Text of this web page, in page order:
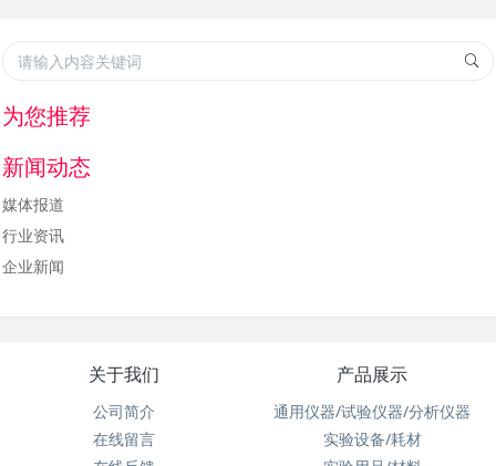
为您推荐
新闻动态
媒体报道
行业资讯
企业新闻
关于我们
公司简介
在线留言
产品展示
通用仪器/试验仪器/分析仪器
实验设备/耗材